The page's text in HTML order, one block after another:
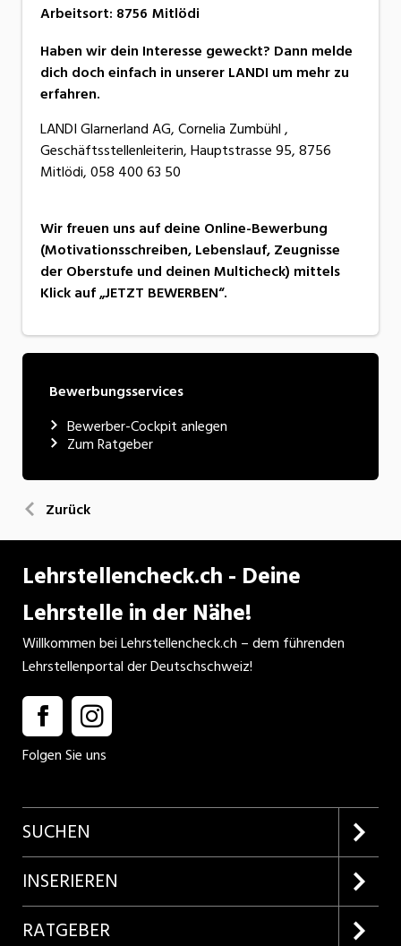
Arbeitsort: 8756 Mitlödi
Haben wir dein Interesse geweckt? Dann melde
dich doch einfach in unserer LANDI um mehr zu
erfahren.
LANDI Glarnerland AG, Cornelia Zumbühl ,
Geschäftsstellenleiterin, Hauptstrasse 95, 8756
Mitlödi, 058 400 63 50
Wir freuen uns auf deine Online-Bewerbung
(Motivationsschreiben, Lebenslauf, Zeugnisse
der Oberstufe und deinen Multicheck) mittels
Klick auf „JETZT BEWERBEN“.
Bewerbungsservices
Bewerber-Cockpit anlegen
Zum Ratgeber
Zurück
Lehrstellencheck.ch - Deine
Lehrstelle in der Nähe!
Willkommen bei Lehrstellencheck.ch – dem führenden
Lehrstellenportal der Deutschschweiz!
Folgen Sie uns
SUCHEN
Firmenprofile entdecken
Lehrstellen suchen
INSERIEREN
Kundenlogin
RATGEBER